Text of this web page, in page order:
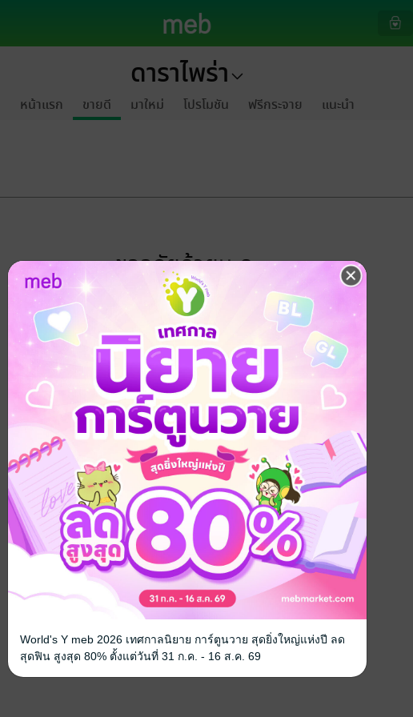
ดาราไพร่า
หน้าแรก ขายดี มาใหม่ โปรโมชัน ฟรีกระจาย แนะนำ
ขออภัยด้วยนะคะ
ไม่พบข้อมูลในหัวข้อที่คุณกำลังชมค่ะ
World's Y meb 2026 เทศกาลนิยาย การ์ตูนวาย สุดยิ่งใหญ่แห่งปี ลด
สุดฟิน สูงสุด 80% ตั้งแต่วันที่ 31 ก.ค. - 16 ส.ค. 69